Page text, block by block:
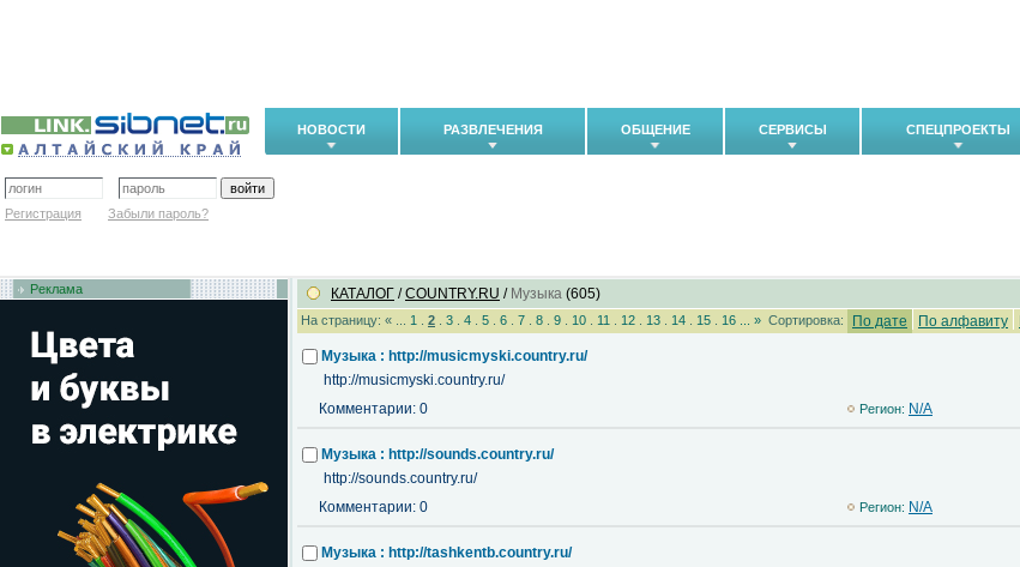
НОВОСТИ РАЗВЛЕЧЕНИЯ ОБЩЕНИЕ СЕРВИСЫ СПЕЦПРОЕКТЫ
Регистрация Забыли пароль?
Реклама КАТАЛОГ /COUNTRY.RU / Музыка (605)
На страницу: « ... 1 2 3 4 5 6 7 8 9 10 11 12 13 14 15 16 » Сортировка: По дате По алфавиту
Музыка : http://musicmyski.country.ru/
http://musicmyski.country.ru/
Комментарии: 0
Регион: N/A
Музыка : http://sounds.country.ru/
http://sounds.country.ru/
Комментарии: 0
Регион: N/A
Музыка : http://tashkentb.country.ru/